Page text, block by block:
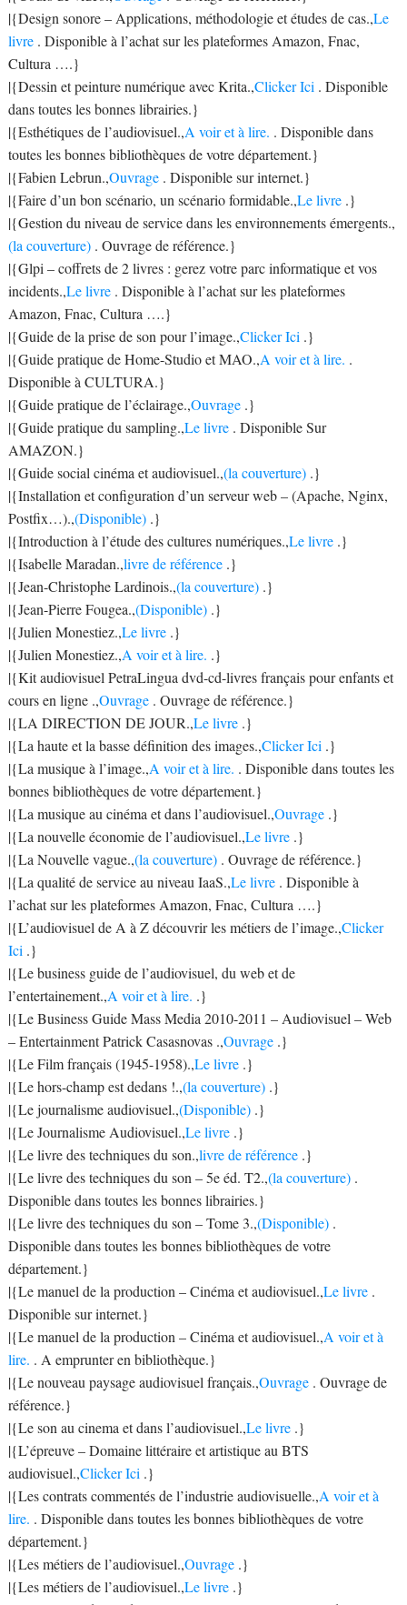
|{Design sonore – Applications, méthodologie et études de cas.,Le
livre . Disponible à l’achat sur les plateformes Amazon, Fnac,
Cultura ….}
|{Dessin et peinture numérique avec Krita.,Clicker Ici . Disponible
dans toutes les bonnes librairies.}
|{Esthétiques de l’audiovisuel.,A voir et à lire. . Disponible dans
toutes les bonnes bibliothèques de votre département.}
|{Fabien Lebrun.,Ouvrage . Disponible sur internet.}
|{Faire d’un bon scénario, un scénario formidable.,Le livre .}
|{Gestion du niveau de service dans les environnements émergents.,
(la couverture) . Ouvrage de référence.}
|{Glpi – coffrets de 2 livres : gerez votre parc informatique et vos
incidents.,Le livre . Disponible à l’achat sur les plateformes
Amazon, Fnac, Cultura ….}
|{Guide de la prise de son pour l’image.,Clicker Ici .}
|{Guide pratique de Home-Studio et MAO.,A voir et à lire. .
Disponible à CULTURA.}
|{Guide pratique de l’éclairage.,Ouvrage .}
|{Guide pratique du sampling.,Le livre . Disponible Sur
AMAZON.}
|{Guide social cinéma et audiovisuel.,(la couverture) .}
|{Installation et configuration d’un serveur web – (Apache, Nginx,
Postfix…).,(Disponible) .}
|{Introduction à l’étude des cultures numériques.,Le livre .}
|{Isabelle Maradan.,livre de référence .}
|{Jean-Christophe Lardinois.,(la couverture) .}
|{Jean-Pierre Fougea.,(Disponible) .}
|{Julien Monestiez.,Le livre .}
|{Julien Monestiez.,A voir et à lire. .}
|{Kit audiovisuel PetraLingua dvd-cd-livres français pour enfants et
cours en ligne .,Ouvrage . Ouvrage de référence.}
|{LA DIRECTION DE JOUR.,Le livre .}
|{La haute et la basse définition des images.,Clicker Ici .}
|{La musique à l’image.,A voir et à lire. . Disponible dans toutes les
bonnes bibliothèques de votre département.}
|{La musique au cinéma et dans l’audiovisuel.,Ouvrage .}
|{La nouvelle économie de l’audiovisuel.,Le livre .}
|{La Nouvelle vague.,(la couverture) . Ouvrage de référence.}
|{La qualité de service au niveau IaaS.,Le livre . Disponible à
l’achat sur les plateformes Amazon, Fnac, Cultura ….}
|{L’audiovisuel de A à Z découvrir les métiers de l’image.,Clicker
Ici .}
|{Le business guide de l’audiovisuel, du web et de
l’entertainement.,A voir et à lire. .}
|{Le Business Guide Mass Media 2010-2011 – Audiovisuel – Web
– Entertainment Patrick Casasnovas .,Ouvrage .}
|{Le Film français (1945-1958).,Le livre .}
|{Le hors-champ est dedans !.,(la couverture) .}
|{Le journalisme audiovisuel.,(Disponible) .}
|{Le Journalisme Audiovisuel.,Le livre .}
|{Le livre des techniques du son.,livre de référence .}
|{Le livre des techniques du son – 5e éd. T2.,(la couverture) .
Disponible dans toutes les bonnes librairies.}
|{Le livre des techniques du son – Tome 3.,(Disponible) .
Disponible dans toutes les bonnes bibliothèques de votre
département.}
|{Le manuel de la production – Cinéma et audiovisuel.,Le livre .
Disponible sur internet.}
|{Le manuel de la production – Cinéma et audiovisuel.,A voir et à
lire. . A emprunter en bibliothèque.}
|{Le nouveau paysage audiovisuel français.,Ouvrage . Ouvrage de
référence.}
|{Le son au cinema et dans l’audiovisuel.,Le livre .}
|{L’épreuve – Domaine littéraire et artistique au BTS
audiovisuel.,Clicker Ici .}
|{Les contrats commentés de l’industrie audiovisuelle.,A voir et à
lire. . Disponible dans toutes les bonnes bibliothèques de votre
département.}
|{Les métiers de l’audiovisuel.,Ouvrage .}
|{Les métiers de l’audiovisuel.,Le livre .}